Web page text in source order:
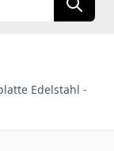
Edelstahl -